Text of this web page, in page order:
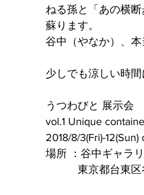
ねる孫と「あの横
蘇ります。
谷中（やなか）、
少しでも涼しい時
うつわびと 展示会
vol.1 Unique
2018/8/3(Fri)-
場所 ：谷中ギャラ
東京都台東区谷